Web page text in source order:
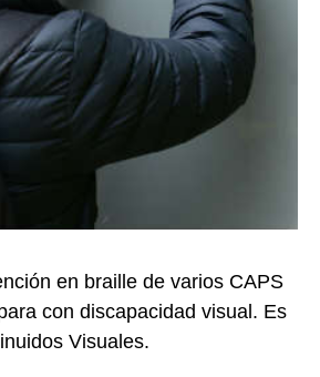
en braille de varios CAPS
con discapacidad visual. Es
Visuales.